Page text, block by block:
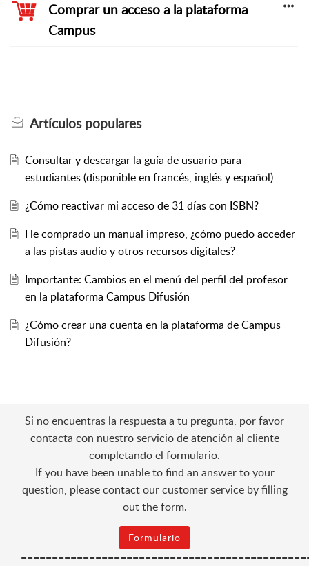
Comprar un acceso a la plataforma
Campus
Artículospopulares
Consultar y descargar la guía de usuario para
estudiantes (disponible en francés, inglés y español)
¿Cómo reactivar mi acceso de 31 días con ISBN?
He comprado un manual impreso, ¿cómo puedo acceder
a las pistas audio y otros recursos digitales?
Importante: Cambios en el menú del perfil del profesor
en la plataforma Campus Difusión
¿Cómo crear una cuenta en la plataforma de Campus
Difusión?
Si no encuentras la respuesta a tu pregunta, por favor
contacta con nuestro servicio de atención al cliente
completando el formulario.
If you have been unable to find an answer to your
question, please contact our customer service by filling
out the form.
Formulario